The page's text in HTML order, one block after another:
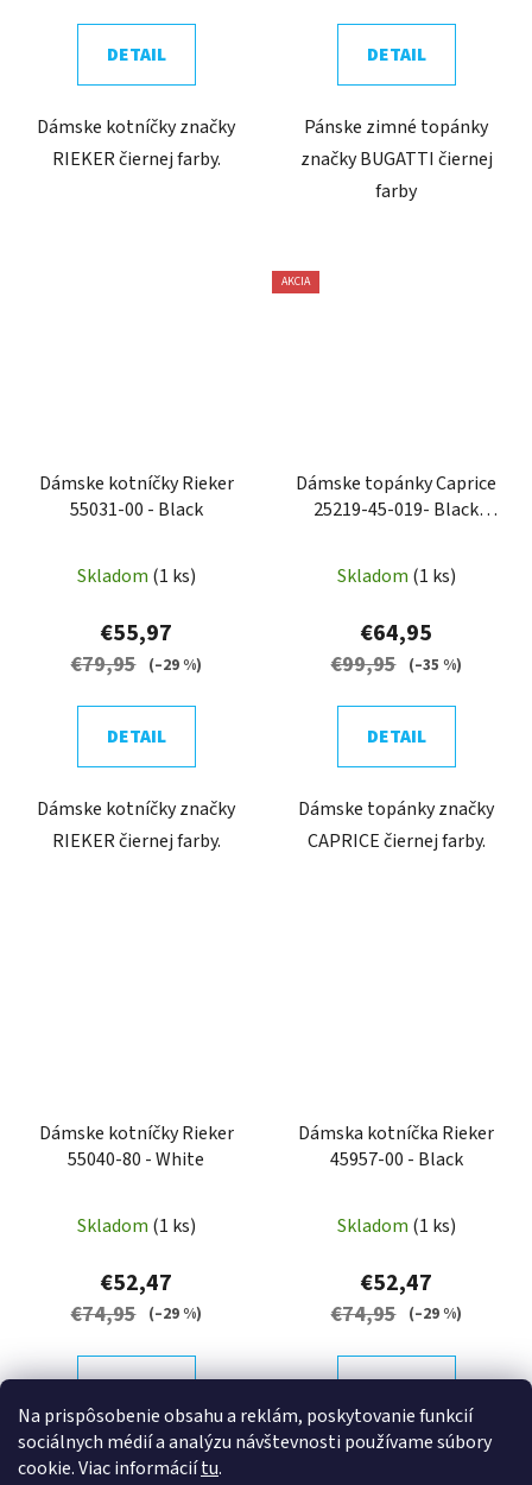
Na prispôsobenie obsahu a reklám, poskytovanie funkcií
sociálnych médií a analýzu návštevnosti používame súbory
cookie. Viac informáciítu.
DETAIL
Dámske kotníčky značky
RIEKER čiernej farby.
DETAIL
Pánske zimné topánky
značky BUGATTI čiernej
farby
Dámske kotníčky Rieker
55031-00 - Black
Skladom (1 ks)
€55,97
€79,95 (–29 %)
DETAIL
Dámske kotníčky značky
RIEKER čiernej farby.
AKCIA
Dámske topánky Caprice
25219-45-019- Black
Skladom (1 ks)
€64,95
€99,95 (–35 %)
DETAIL
Dámske topánky značky
CAPRICE čiernej farby.
Dámske kotníčky Rieker
55040-80 - White
Skladom (1 ks)
€52,47
€74,95 (–29 %)
DETAIL
Dámske kotníčky značky
Dámska kotníčka Rieker
45957-00 - Black
Skladom (1 ks)
€52,47
€74,95 (–29 %)
DETAIL
Dámska kotníčka značky